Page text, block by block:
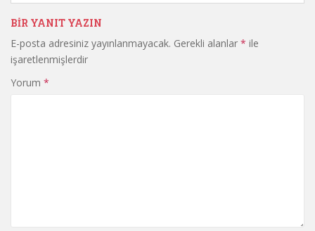
BIR YANIT YAZIN
E-posta adresiniz yayınlanmayacak. Gerekli alanlar * ile
işaretlenmişlerdir
Yorum *